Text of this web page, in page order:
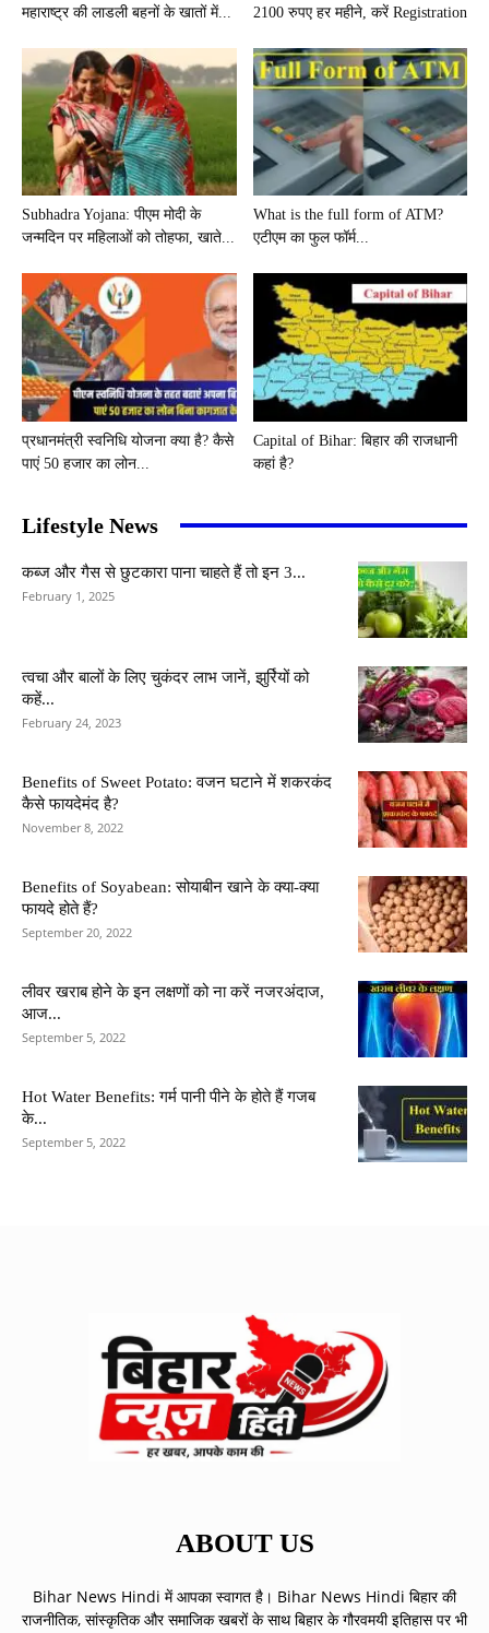
महाराष्ट्र की लाडली बहनों के खातों में...
2100 रुपए हर महीने, करें Registration
Subhadra Yojana: पीएम मोदी के
जन्मदिन पर महिलाओं को तोहफा, खाते...
What is the full form of ATM?
एटीएम का फुल फॉर्म...
प्रधानमंत्री स्वनिधि योजना क्या है? कैसे
पाएं 50 हजार का लोन...
Capital of Bihar: बिहार की राजधानी
कहां है?
Lifestyle News
कब्ज और गैस से छुटकारा पाना चाहते हैं तो इन 3...
February 1, 2025
त्वचा और बालों के लिए चुकंदर लाभ जानें, झुर्रियों को
कहें...
February 24, 2023
Benefits of Sweet Potato: वजन घटाने में शकरकंद
कैसे फायदेमंद है?
November 8, 2022
Benefits of Soyabean: सोयाबीन खाने के क्या-क्या
फायदे होते हैं?
September 20, 2022
लीवर खराब होने के इन लक्षणों को ना करें नजरअंदाज,
आज...
September 5, 2022
Hot Water Benefits: गर्म पानी पीने के होते हैं गजब
के...
September 5, 2022
ABOUT US
Bihar News Hindi में आपका स्वागत है। Bihar News Hindi बिहार की
राजनीतिक, सांस्कृतिक और समाजिक खबरों के साथ बिहार के गौरवमयी इतिहास पर भी